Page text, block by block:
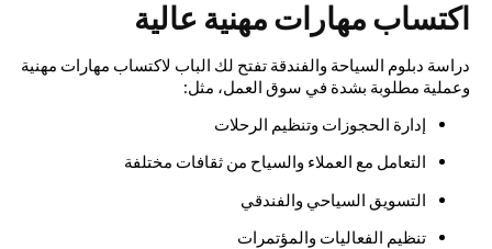
اكتساب مهارات مهنية عالية
دراسة دبلوم السياحة والفندقة تفتح لك الباب لاكتساب مهارات مهنية
وعملية مطلوبة بشدة في سوق العمل، مثل:
إدارة الحجوزات وتنظيم الرحلات
التعامل مع العملاء والسياح من ثقافات مختلفة
التسويق السياحي والفندقي
تنظيم الفعاليات والمؤتمرات